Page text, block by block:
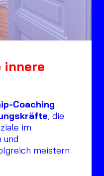
innere
Coaching
, die
im
und
meistern